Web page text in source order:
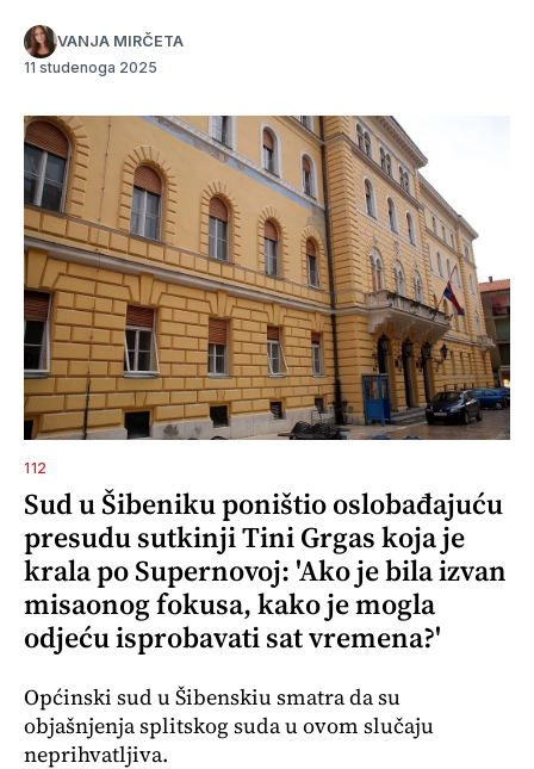
VANJA MIRČETA
11 studenoga 2025
112
Sud u Šibeniku poništio oslobađajuću
presudu sutkinji Tini Grgas koja je
krala po Supernovoj: 'Ako je bila izvan
misaonog fokusa, kako je mogla
odjeću isprobavati sat vremena?'
Općinski sud u Šibenskiu smatra da su
objašnjenja splitskog suda u ovom slučaju
neprihvatljiva.